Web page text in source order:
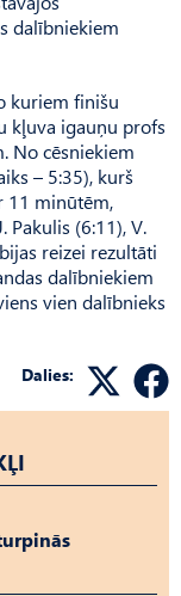
dalībniekiem
kuriem finišu
kļuva igauņu profs
No cēsniekiem
– 5:35), kurš
11 minūtēm,
Pakulis (6:11), V.
reizei rezultāti
dalībniekiem
vien dalībnieks
Dalies: